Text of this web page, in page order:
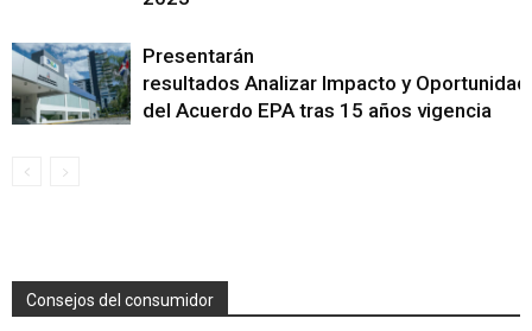
Presentarán
resultados Analizar Impacto y
del Acuerdo EPA tras 15 años vigencia
Consejos del consumidor